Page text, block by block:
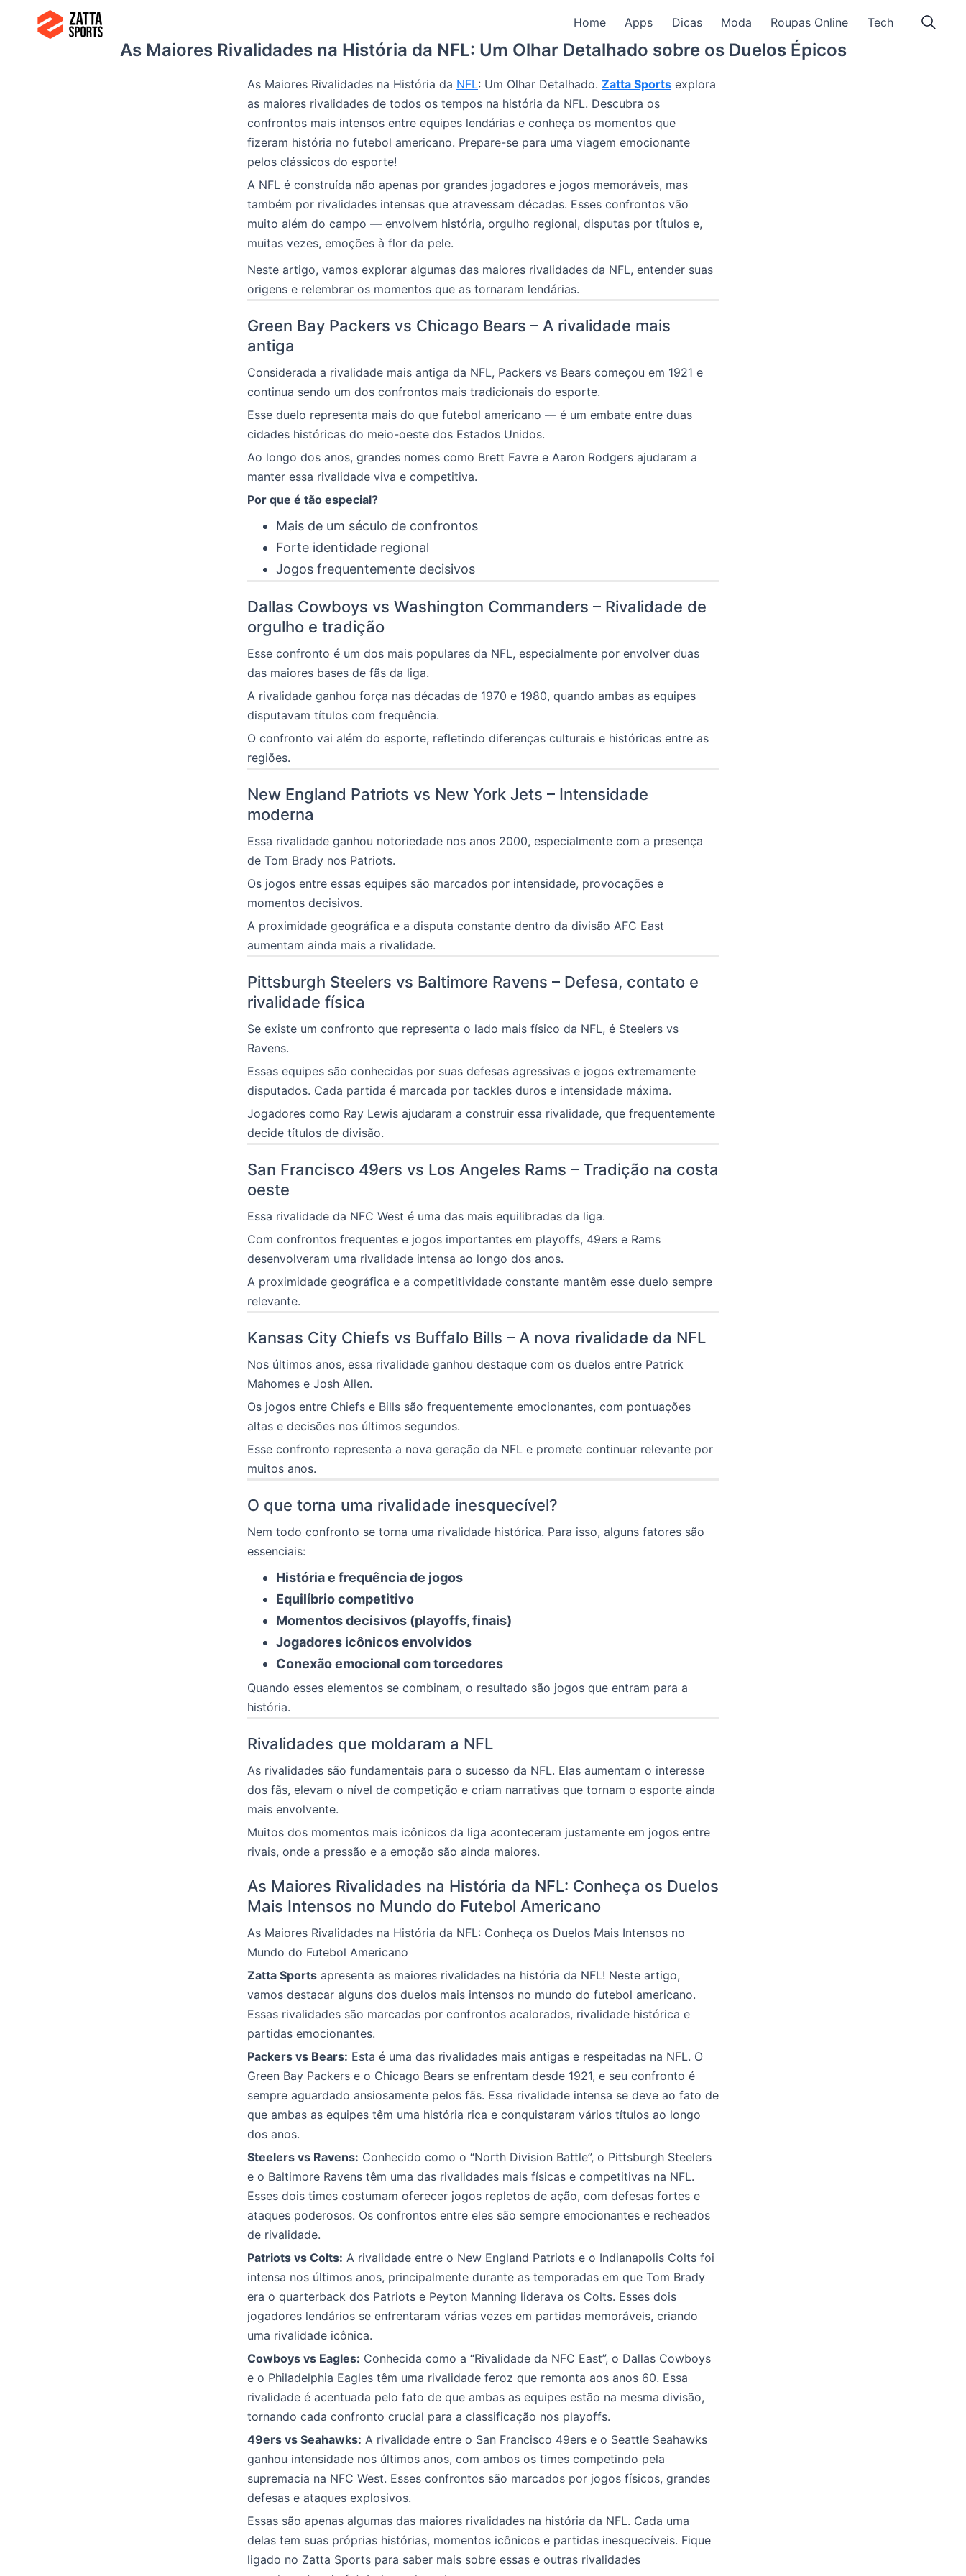
Home Apps Dicas Moda Roupas Online Tech
As Maiores Rivalidades na História da NFL: Um Olhar Detalhado sobre os Duelos Épicos
As Maiores Rivalidades na História da NFL: Um Olhar Detalhado. Zatta Sports explora
as maiores rivalidades de todos os tempos na história da NFL. Descubra os
confrontos mais intensos entre equipes lendárias e conheça os momentos que
fizeram história no futebol americano. Prepare-se para uma viagem emocionante
pelos clássicos do esporte!
A NFL é construída não apenas por grandes jogadores e jogos memoráveis, mas
também por rivalidades intensas que atravessam décadas. Esses confrontos vão
muito além do campo — envolvem história, orgulho regional, disputas por títulos e,
muitas vezes, emoções à flor da pele.
Neste artigo, vamos explorar algumas das maiores rivalidades da NFL, entender suas
origens e relembrar os momentos que as tornaram lendárias.
Green Bay Packers vs Chicago Bears – A rivalidade mais
antiga
Considerada a rivalidade mais antiga da NFL, Packers vs Bears começou em 1921 e
continua sendo um dos confrontos mais tradicionais do esporte.
Esse duelo representa mais do que futebol americano — é um embate entre duas
cidades históricas do meio-oeste dos Estados Unidos.
Ao longo dos anos, grandes nomes como Brett Favre e Aaron Rodgers ajudaram a
manter essa rivalidade viva e competitiva.
Por que é tão especial?
Mais de um século de confrontos
Forte identidade regional
Jogos frequentemente decisivos
Dallas Cowboys vs Washington Commanders – Rivalidade de
orgulho e tradição
Esse confronto é um dos mais populares da NFL, especialmente por envolver duas
das maiores bases de fãs da liga.
A rivalidade ganhou força nas décadas de 1970 e 1980, quando ambas as equipes
disputavam títulos com frequência.
O confronto vai além do esporte, refletindo diferenças culturais e históricas entre as
regiões.
New England Patriots vs New York Jets – Intensidade
moderna
Essa rivalidade ganhou notoriedade nos anos 2000, especialmente com a presença
de Tom Brady nos Patriots.
Os jogos entre essas equipes são marcados por intensidade, provocações e
momentos decisivos.
A proximidade geográfica e a disputa constante dentro da divisão AFC East
aumentam ainda mais a rivalidade.
Pittsburgh Steelers vs Baltimore Ravens – Defesa, contato e
rivalidade física
Se existe um confronto que representa o lado mais físico da NFL, é Steelers vs
Ravens.
Essas equipes são conhecidas por suas defesas agressivas e jogos extremamente
disputados. Cada partida é marcada por tackles duros e intensidade máxima.
Jogadores como Ray Lewis ajudaram a construir essa rivalidade, que frequentemente
decide títulos de divisão.
San Francisco 49ers vs Los Angeles Rams – Tradição na costa
oeste
Essa rivalidade da NFC West é uma das mais equilibradas da liga.
Com confrontos frequentes e jogos importantes em playoffs, 49ers e Rams
desenvolveram uma rivalidade intensa ao longo dos anos.
A proximidade geográfica e a competitividade constante mantêm esse duelo sempre
relevante.
Kansas City Chiefs vs Buffalo Bills – A nova rivalidade da NFL
Nos últimos anos, essa rivalidade ganhou destaque com os duelos entre Patrick
Mahomes e Josh Allen.
Os jogos entre Chiefs e Bills são frequentemente emocionantes, com pontuações
altas e decisões nos últimos segundos.
Esse confronto representa a nova geração da NFL e promete continuar relevante por
muitos anos.
O que torna uma rivalidade inesquecível?
Nem todo confronto se torna uma rivalidade histórica. Para isso, alguns fatores são
essenciais:
História e frequência de jogos
Equilíbrio competitivo
Momentos decisivos (playoffs, finais)
Jogadores icônicos envolvidos
Conexão emocional com torcedores
Quando esses elementos se combinam, o resultado são jogos que entram para a
história.
Rivalidades que moldaram a NFL
As rivalidades são fundamentais para o sucesso da NFL. Elas aumentam o interesse
dos fãs, elevam o nível de competição e criam narrativas que tornam o esporte ainda
mais envolvente.
Muitos dos momentos mais icônicos da liga aconteceram justamente em jogos entre
rivais, onde a pressão e a emoção são ainda maiores.
As Maiores Rivalidades na História da NFL: Conheça os Duelos
Mais Intensos no Mundo do Futebol Americano
As Maiores Rivalidades na História da NFL: Conheça os Duelos Mais Intensos no
Mundo do Futebol Americano
Zatta Sports apresenta as maiores rivalidades na história da NFL! Neste artigo,
vamos destacar alguns dos duelos mais intensos no mundo do futebol americano.
Essas rivalidades são marcadas por confrontos acalorados, rivalidade histórica e
partidas emocionantes.
Packers vs Bears: Esta é uma das rivalidades mais antigas e respeitadas na NFL. O
Green Bay Packers e o Chicago Bears se enfrentam desde 1921, e seu confronto é
sempre aguardado ansiosamente pelos fãs. Essa rivalidade intensa se deve ao fato de
que ambas as equipes têm uma história rica e conquistaram vários títulos ao longo
dos anos.
Steelers vs Ravens: Conhecido como o “North Division Battle”, o Pittsburgh Steelers
e o Baltimore Ravens têm uma das rivalidades mais físicas e competitivas na NFL.
Esses dois times costumam oferecer jogos repletos de ação, com defesas fortes e
ataques poderosos. Os confrontos entre eles são sempre emocionantes e recheados
de rivalidade.
Patriots vs Colts: A rivalidade entre o New England Patriots e o Indianapolis Colts foi
intensa nos últimos anos, principalmente durante as temporadas em que Tom Brady
era o quarterback dos Patriots e Peyton Manning liderava os Colts. Esses dois
jogadores lendários se enfrentaram várias vezes em partidas memoráveis, criando
uma rivalidade icônica.
Cowboys vs Eagles: Conhecida como a “Rivalidade da NFC East”, o Dallas Cowboys
e o Philadelphia Eagles têm uma rivalidade feroz que remonta aos anos 60. Essa
rivalidade é acentuada pelo fato de que ambas as equipes estão na mesma divisão,
tornando cada confronto crucial para a classificação nos playoffs.
49ers vs Seahawks: A rivalidade entre o San Francisco 49ers e o Seattle Seahawks
ganhou intensidade nos últimos anos, com ambos os times competindo pela
supremacia na NFC West. Esses confrontos são marcados por jogos físicos, grandes
defesas e ataques explosivos.
Essas são apenas algumas das maiores rivalidades na história da NFL. Cada uma
delas tem suas próprias histórias, momentos icônicos e partidas inesquecíveis. Fique
ligado no Zatta Sports para saber mais sobre essas e outras rivalidades